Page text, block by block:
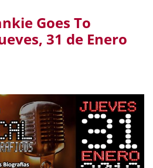
Goes To
31 de Enero